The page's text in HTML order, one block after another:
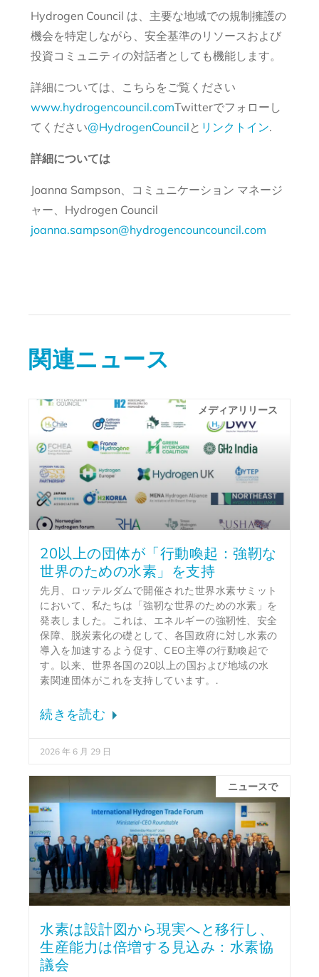
Hydrogen Council は、主要な地域での規制擁護の
機会を特定しながら、安全基準のリソースおよび
投資コミュニティの対話者としても機能します。
詳細については、こちらをご覧ください
www.hydrogencouncil.comTwitterでフォローし
てください@HydrogenCouncil と リンクトイン.
詳細については
Joanna Sampson、コミュニケーション マネージ
ャー、Hydrogen Council
joanna.sampson@hydrogencouncouncil.com
関連ニュース
メディアリリース
20以上の団体が「行動喚起：強靭な
世界のための水素」を支持
先月、ロッテルダムで開催された世界水素サミット
において、私たちは「強靭な世界のための水素」を
発表しました。これは、エネルギーの強靭性、安全
保障、脱炭素化の礎として、各国政府に対し水素の
導入を加速するよう促す、CEO主導の行動喚起で
す。以来、世界各国の20以上の国および地域の水
素関連団体がこれを支持しています。.
続きを読む
2026 年 6 月 29 日
ニュースで
水素は設計図から現実へと移行し、
生産能力は倍増する見込み：水素協
議会